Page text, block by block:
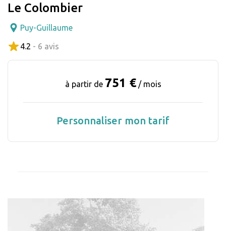
Le Colombier
Puy-Guillaume
4.2 - 6 avis
à partir de 751 € / mois
Personnaliser mon tarif